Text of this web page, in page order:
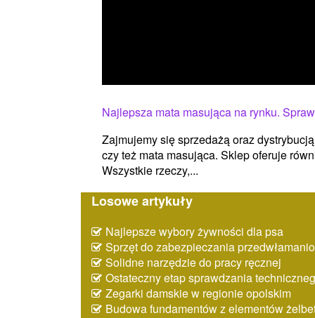
Najlepsza mata masująca na rynku.
Zajmujemy się sprzedażą oraz
czy też mata masująca. Sklep oferuje
Wszystkie rzeczy,...
Losowe artykuły
Najlepsze wybory żywności dla psa
Sprzęt do zabezpieczania
Solidne narzędzie do pracy ręcznej
Ostateczny etap sprawdzania
Zegarki damskie w regionie opolskim
Budowa fundamentów z elementów